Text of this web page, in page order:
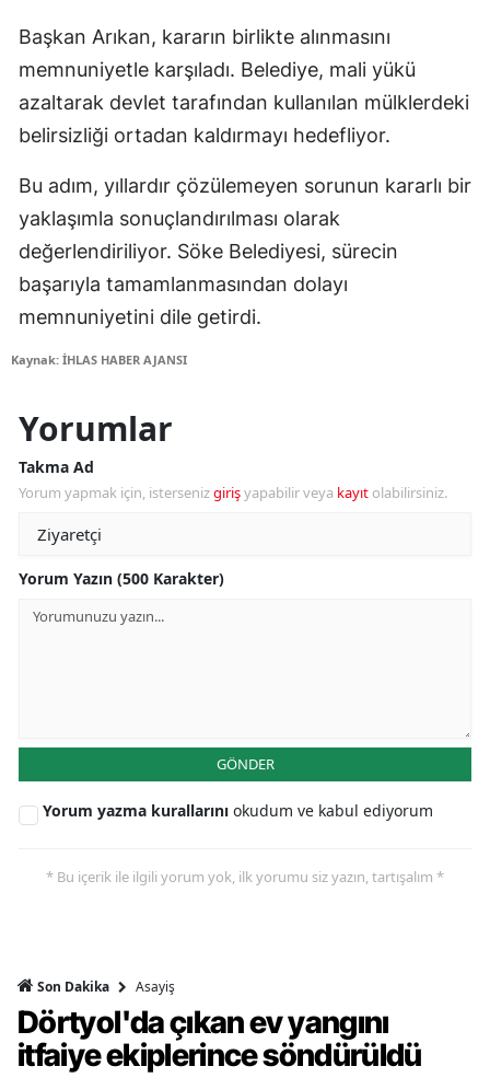
Başkan Arıkan, kararın birlikte alınmasını
memnuniyetle karşıladı. Belediye, mali yükü
azaltarak devlet tarafından kullanılan mülklerdeki
belirsizliği ortadan kaldırmayı hedefliyor.
Bu adım, yıllardır çözülemeyen sorunun kararlı bir
yaklaşımla sonuçlandırılması olarak
değerlendiriliyor. Söke Belediyesi, sürecin
başarıyla tamamlanmasından dolayı
memnuniyetini dile getirdi.
Kaynak: İHLAS HABER AJANSI
Yorumlar
Takma Ad
Yorum yapmak için, istersenizgirişyapabilir veya kayıt olabilirsiniz.
Yorum Yazın (500 Karakter)
GÖNDER
Yorum yazma kurallarını okudum ve kabul ediyorum
* Bu içerik ile ilgili yorum yok, ilk yorumu siz yazın, tartışalım *
Son Dakika Asayiş
Dörtyol'da çıkan ev yangını
itfaiye ekiplerince söndürüldü